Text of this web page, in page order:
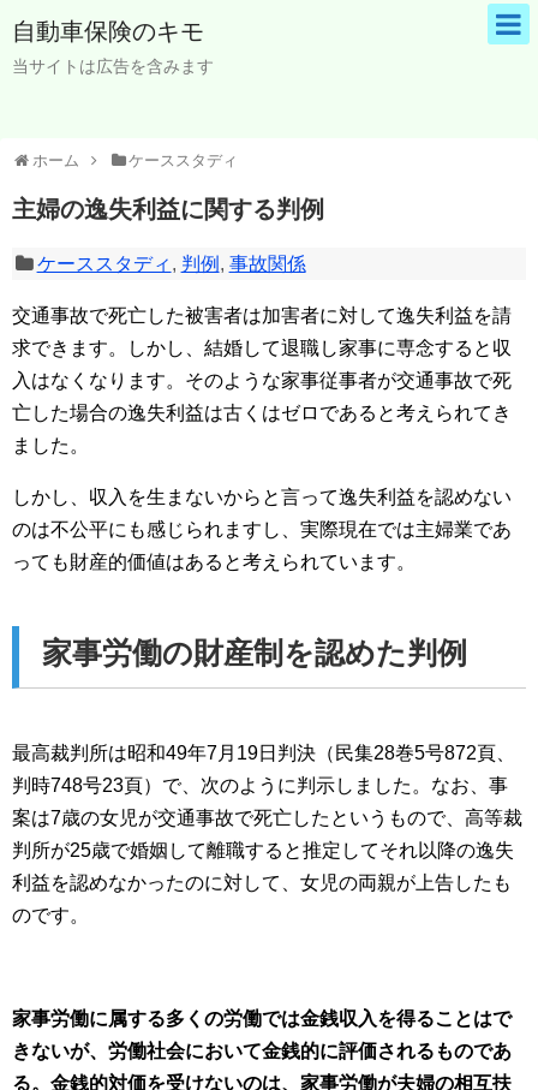
自動車保険のキモ
当サイトは広告を含みます
ホーム ケーススタディ
主婦の逸失利益に関する判例
ケーススタディ , 判例 , 事故関係
交通事故で死亡した被害者は加害者に対して逸失利益を請
求できます。しかし、結婚して退職し家事に専念すると収
入はなくなります。そのような家事従事者が交通事故で死
亡した場合の逸失利益は古くはゼロであると考えられてき
ました。
しかし、収入を生まないからと言って逸失利益を認めない
のは不公平にも感じられますし、実際現在では主婦業であ
っても財産的価値はあると考えられています。
家事労働の財産制を認めた判例
最高裁判所は昭和49年7月19日判決（民集28巻5号872頁、
判時748号23頁）で、次のように判示しました。なお、事
案は7歳の女児が交通事故で死亡したというもので、高等裁
判所が25歳で婚姻して離職すると推定してそれ以降の逸失
利益を認めなかったのに対して、女児の両親が上告したも
のです。
家事労働に属する多くの労働では金銭収入を得ることはで
きないが、労働社会において金銭的に評価されるものであ
る。金銭的対価を受けないのは、家事労働が夫婦の相互扶